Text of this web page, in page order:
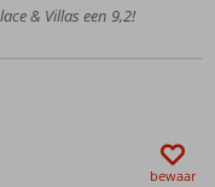
& Villas een 9,2!
bewaar